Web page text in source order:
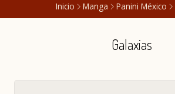
Inicio Manga Panini México
Galaxias